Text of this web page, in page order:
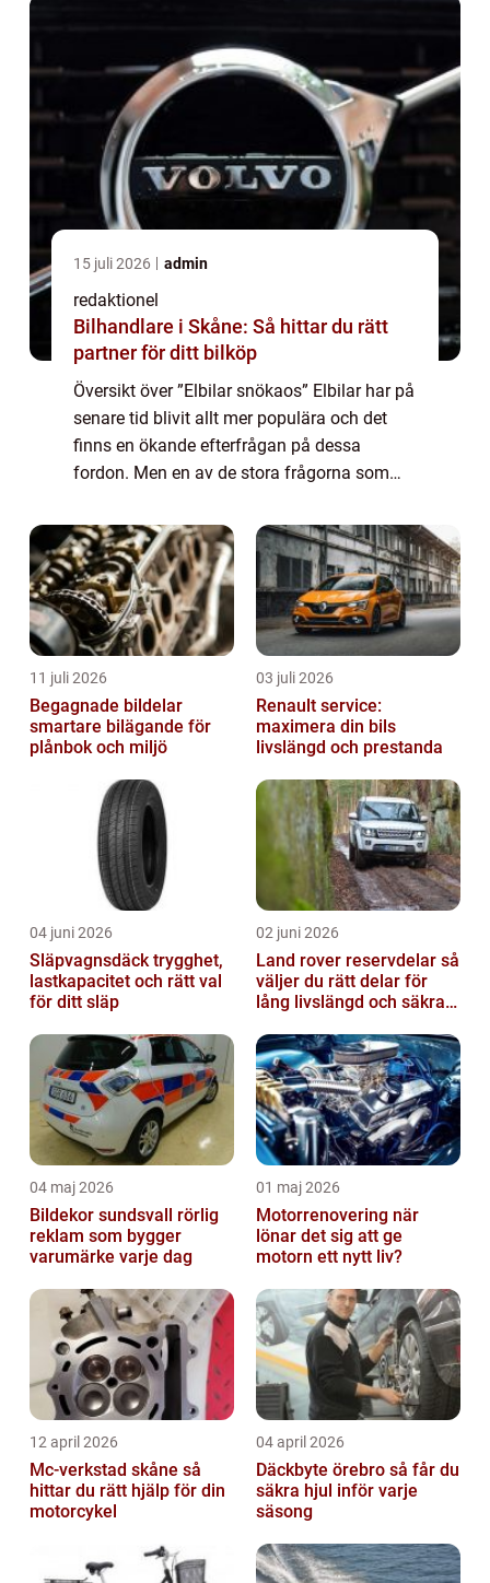
15 juli 2026 admin
redaktionel
Bilhandlare i Skåne: Så hittar du rätt
partner för ditt bilköp
Översikt över ”Elbilar snökaos” Elbilar har på
senare tid blivit allt mer populära och det
finns en ökande efterfrågan på dessa
fordon. Men en av de stora frågorna som
hur elbilar klarar sig i sn...
11 juli 2026
Begagnade bildelar
smartare bilägande för
plånbok och miljö
03 juli 2026
Renault service:
maximera din bils
livslängd och prestanda
04 juni 2026
Släpvagnsdäck trygghet,
lastkapacitet och rätt val
för ditt släp
02 juni 2026
Land rover reservdelar så
väljer du rätt delar för
lång livslängd och säkra
04 maj 2026
Bildekor sundsvall rörlig
reklam som bygger
varumärke varje dag
01 maj 2026
Motorrenovering när
lönar det sig att ge
motorn ett nytt liv?
12 april 2026
Mc-verkstad skåne så
hittar du rätt hjälp för din
motorcykel
04 april 2026
Däckbyte örebro så får du
säkra hjul inför varje
säsong